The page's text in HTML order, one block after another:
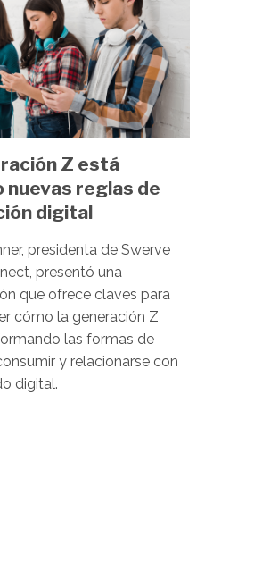
Z está
nuevas reglas de
digital
presidenta de Swerve
presentó una
que ofrece claves para
cómo la generación Z
las formas de
y relacionarse con
digital.